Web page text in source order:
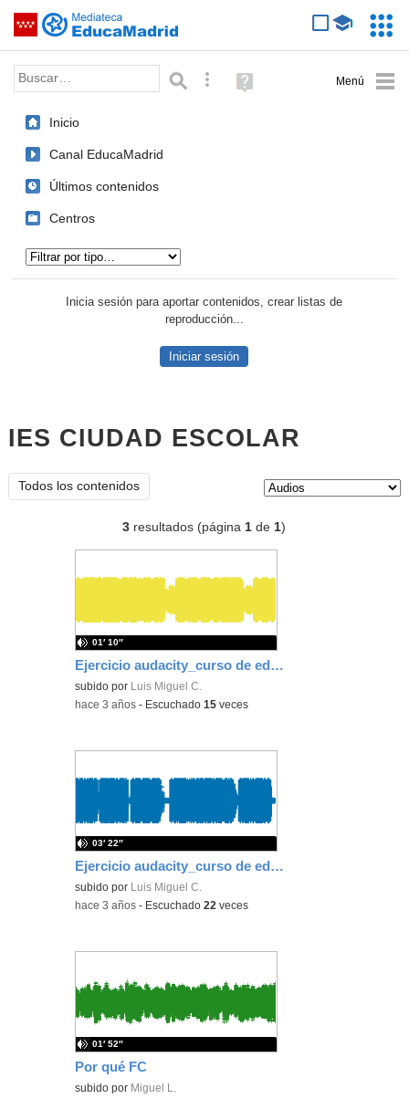
Saltar navegación
Palabra o frase: Búsqueda avanzada
Ayuda
(en
Inicio
Canal EducaMadrid
Últimos contenidos
Centros
Inicia sesión para aportar contenidos, crear listas de
reproducción...
Iniciar sesión
IES CIUDAD ESCOLAR
Todos los contenidos
3 resultados (página1 de1)
Ejercicio audacity_curso de edición digital
subido por Luis Miguel C.
01′ 10″
-hace 3 años - Escuchado15 veces
Ejercicio audacity_curso de edición digital 2023
subido por Luis Miguel C.
03′ 22″
-hace 3 años - Escuchado22 veces
Por qué FC
subido por Miguel L.
01′ 52″